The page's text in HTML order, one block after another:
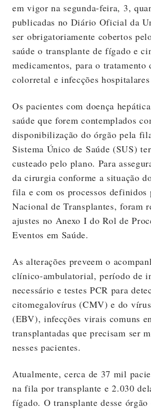
em vigor na segunda-feira, 3,
publicadas no Diário Oficial da
ser obrigatoriamente cobertos
saúde o transplante de fígado e
medicamentos, para o tratamento
colorretal e infecções
Os pacientes com doença
saúde que forem contemplados
disponibilização do órgão pela
Sistema Único de Saúde (SUS)
custeado pelo plano. Para
da cirurgia conforme a situação
fila e com os processos definidos
Nacional de Transplantes, foram
ajustes no Anexo I do Rol de
Eventos em Saúde.
As alterações preveem o
clínico-ambulatorial, período de
necessário e testes PCR para
citomegalovírus (CMV) e do
(EBV), infecções virais comuns
transplantadas que precisam ser
nesses pacientes.
Atualmente, cerca de 37 mil
na fila por transplante e 2.030
fígado. O transplante desse órgão